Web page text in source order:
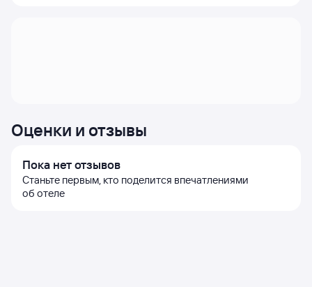
Оценки и отзывы
Пока нет отзывов
Станьте первым, кто поделится впечатлениями
об отеле